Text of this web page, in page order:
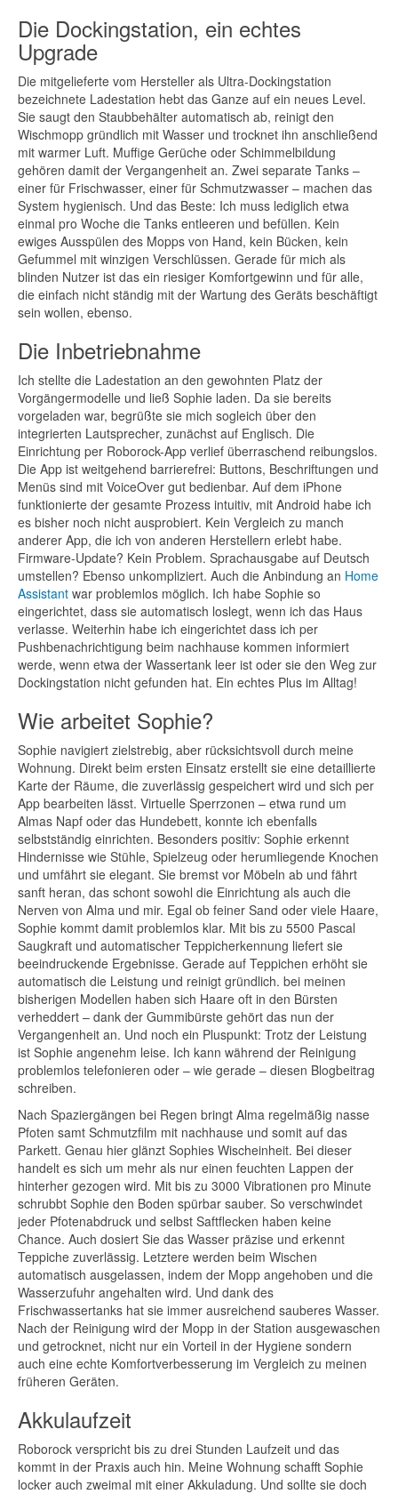
Die Dockingstation, ein echtes
Upgrade
Die mitgelieferte vom Hersteller als Ultra-Dockingstation
bezeichnete Ladestation hebt das Ganze auf ein neues Level.
Sie saugt den Staubbehälter automatisch ab, reinigt den
Wischmopp gründlich mit Wasser und trocknet ihn anschließend
mit warmer Luft. Muffige Gerüche oder Schimmelbildung
gehören damit der Vergangenheit an. Zwei separate Tanks –
einer für Frischwasser, einer für Schmutzwasser – machen das
System hygienisch. Und das Beste: Ich muss lediglich etwa
einmal pro Woche die Tanks entleeren und befüllen. Kein
ewiges Ausspülen des Mopps von Hand, kein Bücken, kein
Gefummel mit winzigen Verschlüssen. Gerade für mich als
blinden Nutzer ist das ein riesiger Komfortgewinn und für alle,
die einfach nicht ständig mit der Wartung des Geräts beschäftigt
sein wollen, ebenso.
Die Inbetriebnahme
Ich stellte die Ladestation an den gewohnten Platz der
Vorgängermodelle und ließ Sophie laden. Da sie bereits
vorgeladen war, begrüßte sie mich sogleich über den
integrierten Lautsprecher, zunächst auf Englisch. Die
Einrichtung per Roborock-App verlief überraschend reibungslos.
Die App ist weitgehend barrierefrei: Buttons, Beschriftungen und
Menüs sind mit VoiceOver gut bedienbar. Auf dem iPhone
funktionierte der gesamte Prozess intuitiv, mit Android habe ich
es bisher noch nicht ausprobiert. Kein Vergleich zu manch
anderer App, die ich von anderen Herstellern erlebt habe.
Firmware-Update? Kein Problem. Sprachausgabe auf Deutsch
umstellen? Ebenso unkompliziert. Auch die Anbindung an Home
Assistant war problemlos möglich. Ich habe Sophie so
eingerichtet, dass sie automatisch loslegt, wenn ich das Haus
verlasse. Weiterhin habe ich eingerichtet dass ich per
Pushbenachrichtigung beim nachhause kommen informiert
werde, wenn etwa der Wassertank leer ist oder sie den Weg zur
Dockingstation nicht gefunden hat. Ein echtes Plus im Alltag!
Wie arbeitet Sophie?
Sophie navigiert zielstrebig, aber rücksichtsvoll durch meine
Wohnung. Direkt beim ersten Einsatz erstellt sie eine detaillierte
Karte der Räume, die zuverlässig gespeichert wird und sich per
App bearbeiten lässt. Virtuelle Sperrzonen – etwa rund um
Almas Napf oder das Hundebett, konnte ich ebenfalls
selbstständig einrichten. Besonders positiv: Sophie erkennt
Hindernisse wie Stühle, Spielzeug oder herumliegende Knochen
und umfährt sie elegant. Sie bremst vor Möbeln ab und fährt
sanft heran, das schont sowohl die Einrichtung als auch die
Nerven von Alma und mir. Egal ob feiner Sand oder viele Haare,
Sophie kommt damit problemlos klar. Mit bis zu 5500 Pascal
Saugkraft und automatischer Teppicherkennung liefert sie
beeindruckende Ergebnisse. Gerade auf Teppichen erhöht sie
automatisch die Leistung und reinigt gründlich. bei meinen
bisherigen Modellen haben sich Haare oft in den Bürsten
verheddert – dank der Gummibürste gehört das nun der
Vergangenheit an. Und noch ein Pluspunkt: Trotz der Leistung
ist Sophie angenehm leise. Ich kann während der Reinigung
problemlos telefonieren oder – wie gerade – diesen Blogbeitrag
schreiben.
Nach Spaziergängen bei Regen bringt Alma regelmäßig nasse
Pfoten samt Schmutzfilm mit nachhause und somit auf das
Parkett. Genau hier glänzt Sophies Wischeinheit. Bei dieser
handelt es sich um mehr als nur einen feuchten Lappen der
hinterher gezogen wird. Mit bis zu 3000 Vibrationen pro Minute
schrubbt Sophie den Boden spürbar sauber. So verschwindet
jeder Pfotenabdruck und selbst Saftflecken haben keine
Chance. Auch dosiert Sie das Wasser präzise und erkennt
Teppiche zuverlässig. Letztere werden beim Wischen
automatisch ausgelassen, indem der Mopp angehoben und die
Wasserzufuhr angehalten wird. Und dank des
Frischwassertanks hat sie immer ausreichend sauberes Wasser.
Nach der Reinigung wird der Mopp in der Station ausgewaschen
und getrocknet, nicht nur ein Vorteil in der Hygiene sondern
auch eine echte Komfortverbesserung im Vergleich zu meinen
früheren Geräten.
Akkulaufzeit
Roborock verspricht bis zu drei Stunden Laufzeit und das
kommt in der Praxis auch hin. Meine Wohnung schafft Sophie
locker auch zweimal mit einer Akkuladung. Und sollte sie doch